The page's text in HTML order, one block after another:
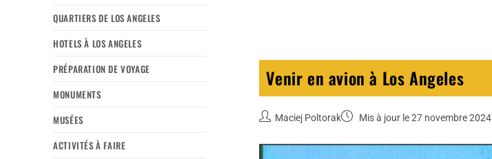
Venir en avion à Los Angeles
Maciej Poltorak Mis à jour le 27 novembre 2024
QUARTIERS DE LOS ANGELES
HOTELS À LOS ANGELES
PRÉPARATION DE VOYAGE
MONUMENTS
MUSÉES
ACTIVITÉS À FAIRE